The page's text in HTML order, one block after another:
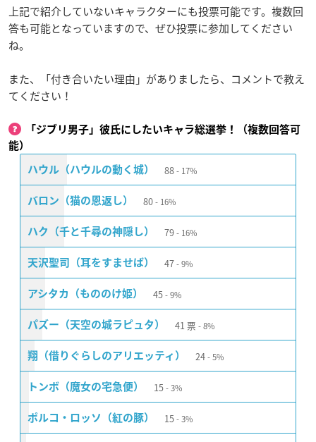
上記で紹介していないキャラクターにも投票可能です。複数回
答も可能となっていますので、ぜひ投票に参加してください
ね。
また、「付き合いたい理由」がありましたら、コメントで教え
てください！
「ジブリ男子」彼氏にしたいキャラ総選挙！（複数回答可
能）
ハウル（ハウルの動く城） 88 17%
バロン（猫の恩返し） 80 16%
ハク（千と千尋の神隠し） 79 16%
天沢聖司（耳をすませば） 47 9%
アシタカ（もののけ姫） 45 9%
パズー（天空の城ラピュタ） 41 票 8%
翔（借りぐらしのアリエッティ） 24 5%
トンボ（魔女の宅急便） 15 3%
ポルコ・ロッソ（紅の豚） 15 3%